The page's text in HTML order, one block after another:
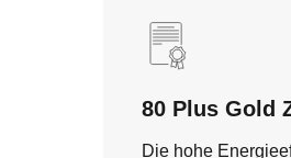
80 Plus Gold
Die hohe